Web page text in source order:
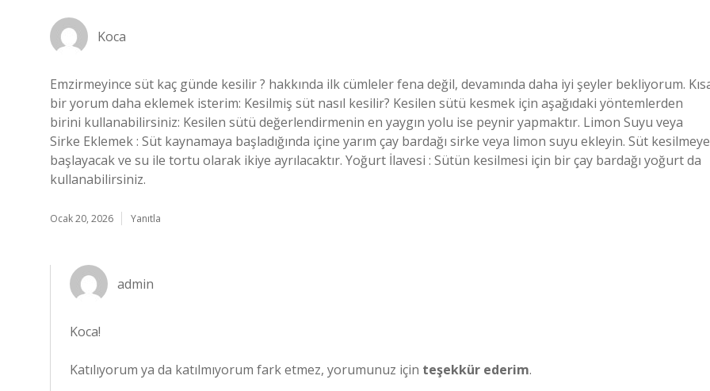
Koca
Emzirmeyince süt kaç günde kesilir ? hakkında ilk cümleler fena değil, devamında daha iyi şeyler bekliyorum.
bir yorum daha eklemek isterim: Kesilmiş süt nasıl kesilir? Kesilen sütü kesmek için aşağıdaki yöntemlerden
birini kullanabilirsiniz: Kesilen sütü değerlendirmenin en yaygın yolu ise peynir yapmaktır. Limon Suyu veya
Sirke Eklemek : Süt kaynamaya başladığında içine yarım çay bardağı sirke veya limon suyu ekleyin. Süt kesilmeye
başlayacak ve su ile tortu olarak ikiye ayrılacaktır. Yoğurt İlavesi : Sütün kesilmesi için bir çay bardağı yoğurt da
kullanabilirsiniz.
Ocak 20, 2026 Yanıtla
admin
Koca!
Katılıyorum ya da katılmıyorum fark etmez, yorumunuz için teşekkür ederim.